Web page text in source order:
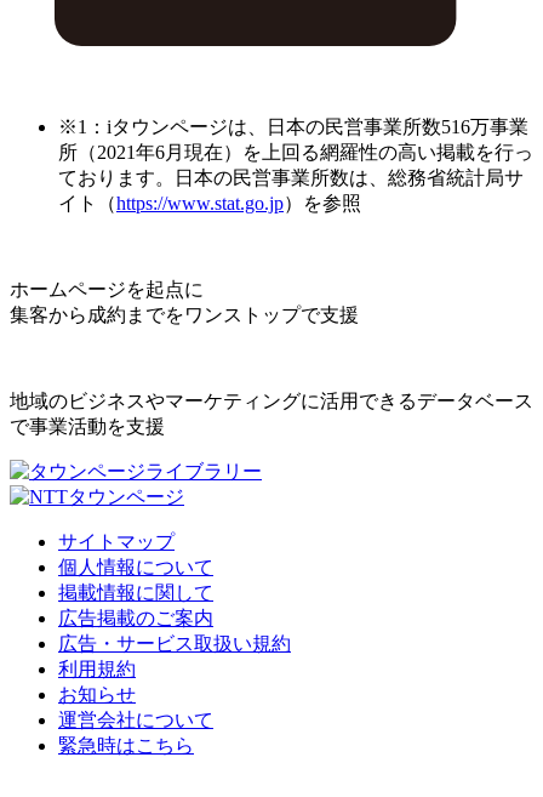
※1：iタウンページは、日本の民営事業所数516万事業
所（2021年6月現在）を上回る網羅性の高い掲載を行っ
ております。日本の民営事業所数は、総務省統計局サ
イト（https://www.stat.go.jp）を参照
ホームページを起点に
集客から成約までをワンストップで支援
地域のビジネスやマーケティングに活用できるデータベース
で事業活動を支援
サイトマップ
個人情報について
掲載情報に関して
広告掲載のご案内
広告・サービス取扱い規約
利用規約
お知らせ
運営会社について
緊急時はこちら